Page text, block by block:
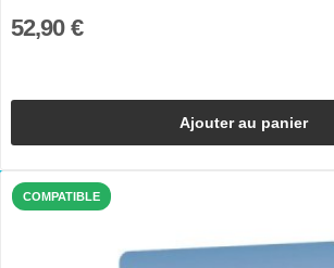
52,90 €
Ajouter au panier
COMPATIBLE